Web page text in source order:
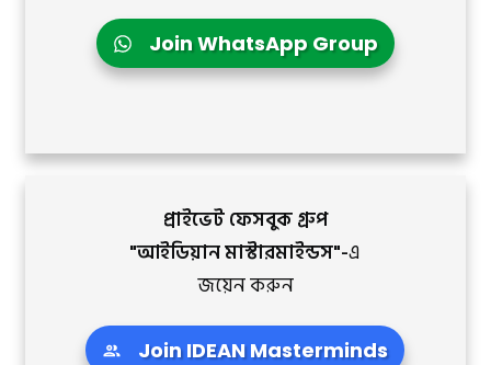
Join WhatsApp Group
প্রাইভেট ফেসবুক গ্রুপ
"আইডিয়ান মাস্টারমাইন্ডস"-এ
জয়েন করুন
Join IDEAN Masterminds